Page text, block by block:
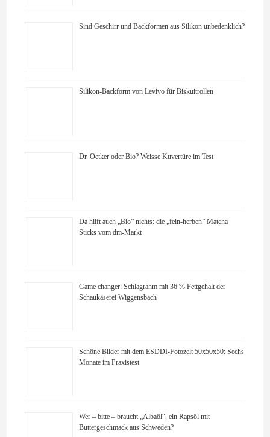
Sind Geschirr und Backformen aus Silikon unbedenklich?
Silikon-Backform von Levivo für Biskuitrollen
Dr. Oetker oder Bio? Weisse Kuvertüre im Test
Da hilft auch „Bio” nichts: die „fein-herben” Matcha
Sticks vom dm-Markt
Game changer: Schlagrahm mit 36 % Fettgehalt der
Schaukäserei Wiggensbach
Schöne Bilder mit dem ESDDI-Fotozelt 50x50x50: Sechs
Monate im Praxistest
Wer – bitte – braucht „Albaöl“, ein Rapsöl mit
Buttergeschmack aus Schweden?